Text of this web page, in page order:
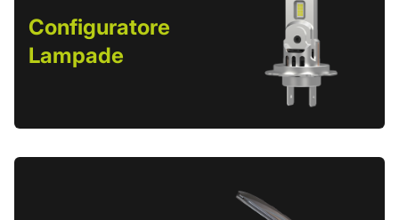
Configuratore
Lampade